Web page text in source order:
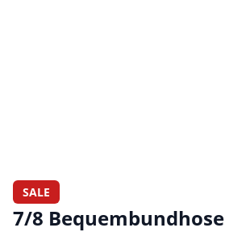
SALE
7/8 Bequembundhose